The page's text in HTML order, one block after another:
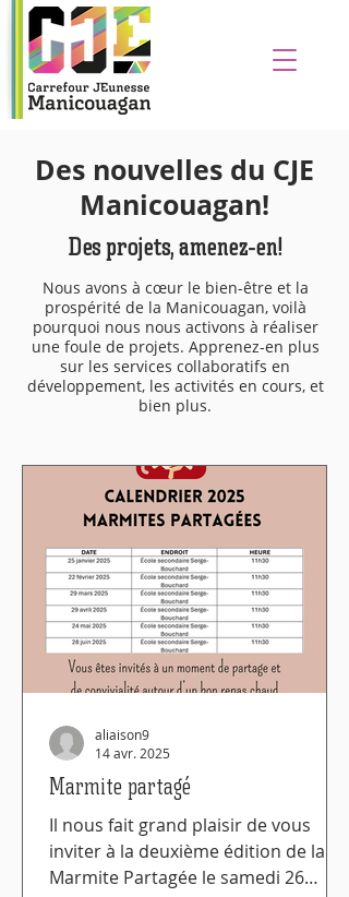
Des nouvelles du CJE
Manicouagan!
Des projets, amenez-en!
Nous avons à cœur le bien-être et la
prospérité de la Manicouagan, voilà
pourquoi nous nous activons à réaliser
une foule de projets. Apprenez-en plus
sur les services collaboratifs en
développement, les activités en cours, et
bien plus.
Marmite partagé
Il nous fait grand plaisir de vous
inviter à la deuxième édition de la
Marmite Partagée le samedi 26
aliaison9
14 avr. 2025